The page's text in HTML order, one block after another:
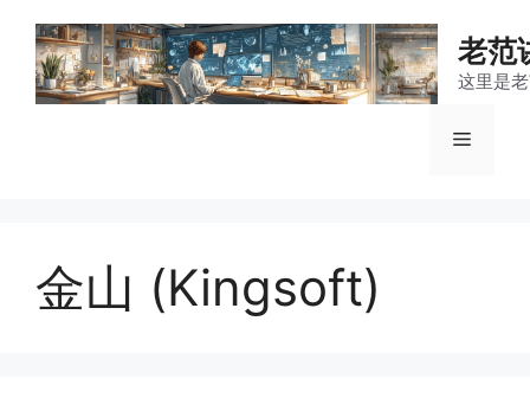
老范
这里是
菜
金山 (Kingsoft)